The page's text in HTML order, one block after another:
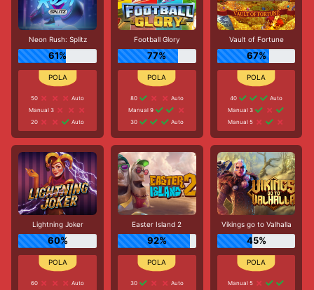
Neon Rush: Splitz
61%
50
Auto
Manual 3
20
Auto
Football Glory
77%
80
Auto
Manual 9
30
Auto
Vault of Fortune
67%
40
Auto
Manual 3
Manual 5
Lightning Joker
60%
60
Auto
Easter Island 2
92%
30
Auto
Vikings go to Valhalla
45%
Manual 5